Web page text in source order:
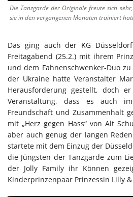
Die Tanzgarde der Originale freute sich
sie in den vergangenen Monaten trainiert
Das ging auch der KG
Freitagabend (25.2.) mit ihrem
und dem Fahnenschwenker-Duo
der Ukraine hatte Veranstalter
Herausforderung gestellt, doch
Veranstaltung, dass es auch
Freundschaft und Zusammenhalt
mit „Herz gegen Hass“ von Alt
aber auch genug der langen
startete mit dem Einzug der
die Jüngsten der Tanzgarde zum
der Jolly Family ihr Können
Kinderprinzenpaar Prinzessin Lilly